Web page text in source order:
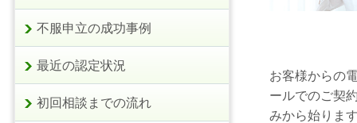
お客様からの
ールでのご契
みから始りま
不服申立の成功事例
最近の認定状況
初回相談までの流れ